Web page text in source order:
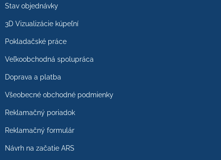
Stav objednávky
3D Vizualizácie kúpeľní
Pokladačské práce
Veľkoobchodná spolupráca
Doprava a platba
Všeobecné obchodné podmienky
Reklamačný poriadok
Reklamačný formulár
Návrh na začatie ARS